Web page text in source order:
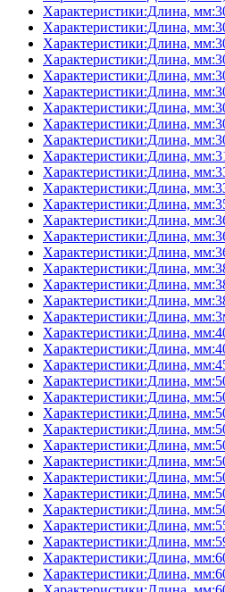
Характеристики:Длина,
Характеристики:Длина,
Характеристики:Длина,
Характеристики:Длина,
Характеристики:Длина,
Характеристики:Длина,
Характеристики:Длина,
Характеристики:Длина,
Характеристики:Длина,
Характеристики:Длина,
Характеристики:Длина,
Характеристики:Длина,
Характеристики:Длина,
Характеристики:Длина,
Характеристики:Длина,
Характеристики:Длина,
Характеристики:Длина,
Характеристики:Длина,
Характеристики:Длина,
Характеристики:Длина,
Характеристики:Длина,
Характеристики:Длина,
Характеристики:Длина,
Характеристики:Длина,
Характеристики:Длина,
Характеристики:Длина,
Характеристики:Длина,
Характеристики:Длина,
Характеристики:Длина,
Характеристики:Длина,
Характеристики:Длина,
Характеристики:Длина,
Характеристики:Длина,
Характеристики:Длина,
Характеристики:Длина,
Характеристики:Длина,